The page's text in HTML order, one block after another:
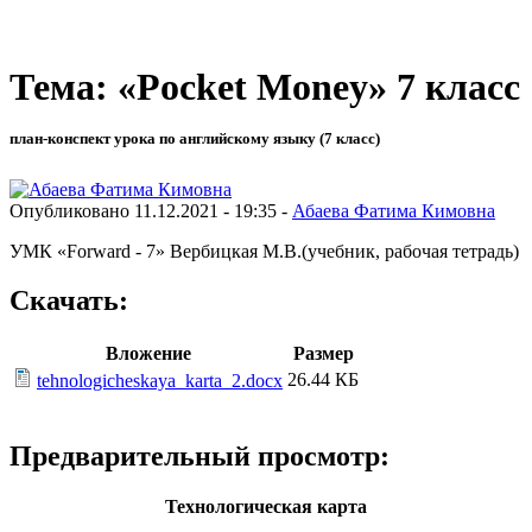
Тема: «Pocket Money» 7 класс
план-конспект урока по английскому языку (7 класс)
Опубликовано 11.12.2021 - 19:35 - Абаева Фатима Кимовна
УМК «Forward - 7» Вербицкая М.В.(учебник, рабочая тетрадь)
Скачать:
Вложение
Размер
tehnologicheskaya_karta_2.docx 26.44 КБ
Предварительный просмотр:
Технологическая карта